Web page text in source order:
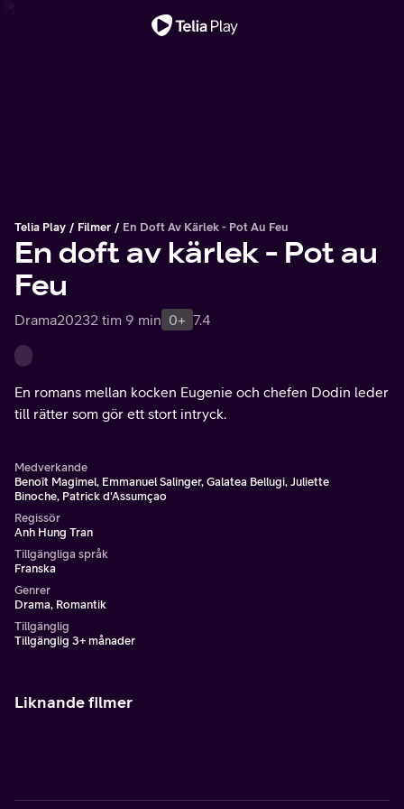
Telia Play Filmer En Doft Av Kärlek - Pot Au Feu
En doft av kärlek - Pot au
Feu
Drama20232 tim 9 min 0+ 7.4
En romans mellan kocken Eugenie och chefen Dodin leder
till rätter som gör ett stort intryck.
Medverkande
Benoît Magimel, Emmanuel Salinger, Galatea Bellugi, Juliette
Binoche, Patrick d'Assumçao
Regissör
Anh Hung Tran
Tillgängliga språk
Franska
Genrer
Drama, Romantik
Tillgänglig
Tillgänglig 3+ månader
Liknande filmer